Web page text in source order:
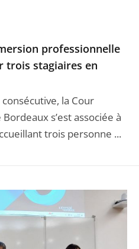
professionnelle
trois stagiaires en
la Cour
s’est associée à
trois personne ...